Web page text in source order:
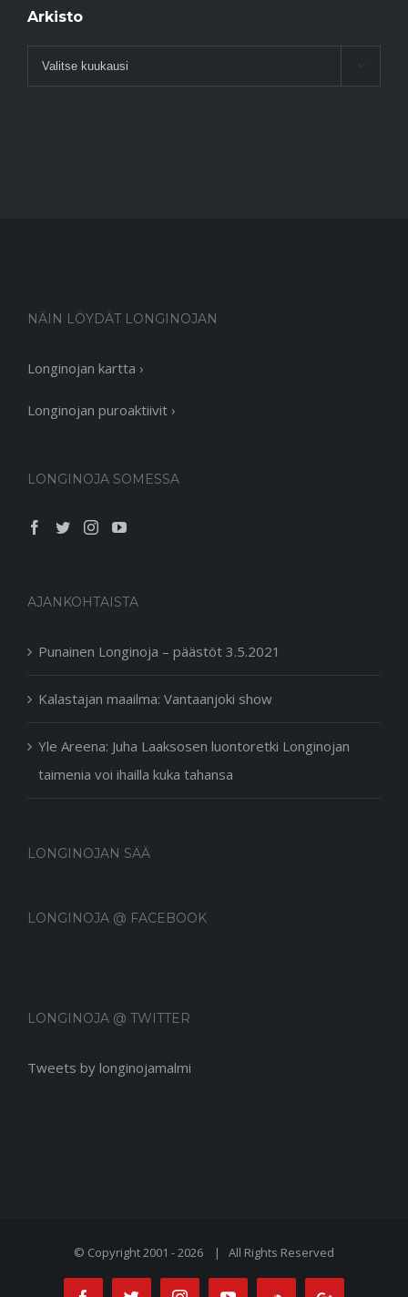
Arkisto
Arkisto
NÄIN LÖYDÄT LONGINOJAN
Longinojan kartta ›
Longinojan puroaktiivit ›
LONGINOJA SOMESSA
AJANKOHTAISTA
Punainen Longinoja – päästöt 3.5.2021
Kalastajan maailma: Vantaanjoki show
Yle Areena: Juha Laaksosen luontoretki Longinojan
taimenia voi ihailla kuka tahansa
LONGINOJAN SÄÄ
LONGINOJA @ FACEBOOK
LONGINOJA @ TWITTER
Tweets by longinojamalmi
© Copyright 2001 -2026 | All Rights Reserved